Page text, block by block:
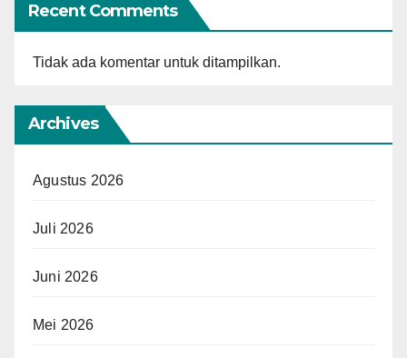
Recent Comments
Tidak ada komentar untuk ditampilkan.
Archives
Agustus 2026
Juli 2026
Juni 2026
Mei 2026